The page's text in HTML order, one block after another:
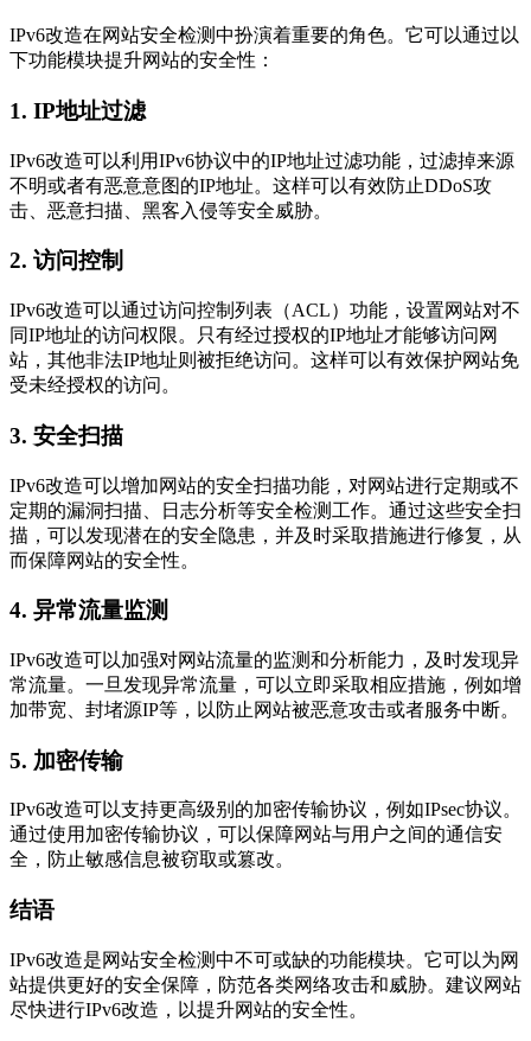
IPv6改造在网站安全检测中扮演着重要的角色。它可以通过以
下功能模块提升网站的安全性：
1. IP地址过滤
IPv6改造可以利用IPv6协议中的IP地址过滤功能，过滤掉来源
不明或者有恶意意图的IP地址。这样可以有效防止DDoS攻
击、恶意扫描、黑客入侵等安全威胁。
2. 访问控制
IPv6改造可以通过访问控制列表（ACL）功能，设置网站对不
同IP地址的访问权限。只有经过授权的IP地址才能够访问网
站，其他非法IP地址则被拒绝访问。这样可以有效保护网站免
受未经授权的访问。
3. 安全扫描
IPv6改造可以增加网站的安全扫描功能，对网站进行定期或不
定期的漏洞扫描、日志分析等安全检测工作。通过这些安全扫
描，可以发现潜在的安全隐患，并及时采取措施进行修复，从
而保障网站的安全性。
4. 异常流量监测
IPv6改造可以加强对网站流量的监测和分析能力，及时发现异
常流量。一旦发现异常流量，可以立即采取相应措施，例如增
加带宽、封堵源IP等，以防止网站被恶意攻击或者服务中断。
5. 加密传输
IPv6改造可以支持更高级别的加密传输协议，例如IPsec协议。
通过使用加密传输协议，可以保障网站与用户之间的通信安
全，防止敏感信息被窃取或篡改。
结语
IPv6改造是网站安全检测中不可或缺的功能模块。它可以为网
站提供更好的安全保障，防范各类网络攻击和威胁。建议网站
尽快进行IPv6改造，以提升网站的安全性。